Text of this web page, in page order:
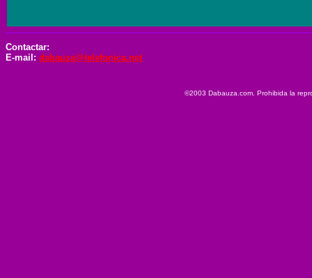
Contactar:
E-mail: dabauza@telefonica.net
©2003 Dabauza.com. Prohibida la